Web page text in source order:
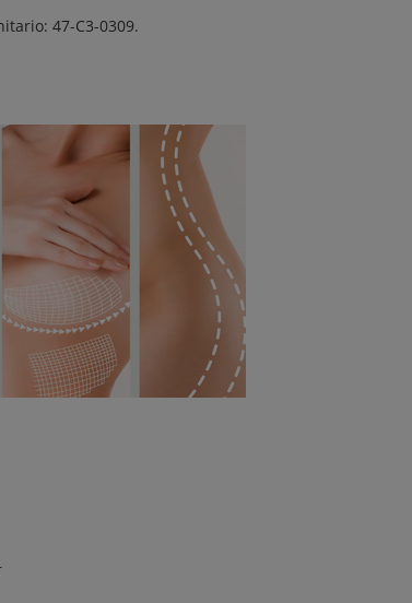
47-C3-0309.